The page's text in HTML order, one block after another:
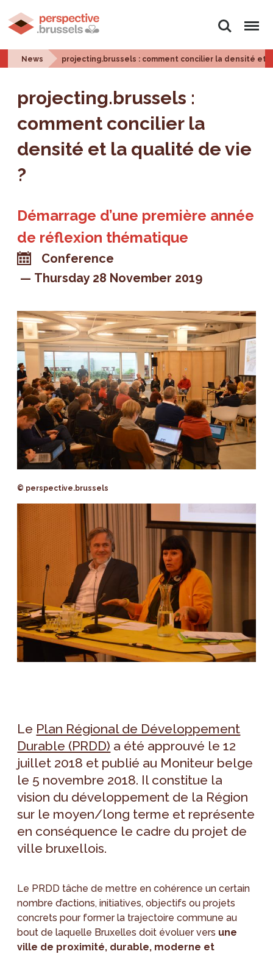
Search Menu
News projecting.brussels : comment concilier la densité et
projecting.brussels :
comment concilier la
densité et la qualité de vie
?
Démarrage d’une première année
de réflexion thématique
Conference
Thursday 28 November 2019
© perspective.brussels
Le Plan Régional de Développement
Durable (PRDD) a été approuvé le 12
juillet 2018 et publié au Moniteur belge
le 5 novembre 2018. Il constitue la
vision du développement de la Région
sur le moyen/long terme et représente
en conséquence le cadre du projet de
ville bruxellois.
Le PRDD tâche de mettre en cohérence un certain
nombre d’actions, initiatives, objectifs ou projets
concrets pour former la trajectoire commune au
bout de laquelle Bruxelles doit évoluer vers une
ville de proximité, durable, moderne et